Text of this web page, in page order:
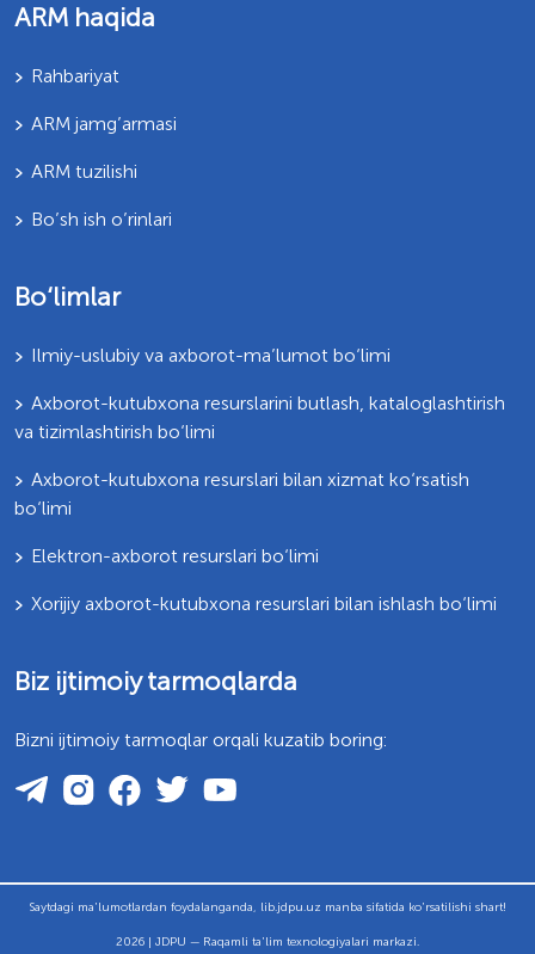
ARM haqida
Rahbariyat
ARM jamg’armasi
ARM tuzilishi
Bo’sh ish o’rinlari
Bo‘limlar
Ilmiy-uslubiy va axborot-ma’lumot bo‘limi
Axborot-kutubxona resurslarini butlash, kataloglashtirish
va tizimlashtirish bo‘limi
Axborot-kutubxona resurslari bilan xizmat ko‘rsatish
bo‘limi
Elektron-axborot resurslari bo‘limi
Xorijiy axborot-kutubxona resurslari bilan ishlash bo‘limi
Biz ijtimoiy tarmoqlarda
Bizni ijtimoiy tarmoqlar orqali kuzatib boring:
Saytdagi ma'lumotlardan foydalanganda, lib.jdpu.uz manba sifatida ko'rsatilishi shart!
2026 | JDPU — Raqamli ta'lim texnologiyalari markazi.